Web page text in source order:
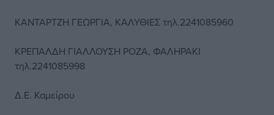
ΚΑΝΤΑΡΤΖΗ ΓΕΩΡΓΙΑ, ΚΑΛΥΘΙΕΣ τηλ.2241085960
ΚΡΕΠΑΛΔΗ ΓΙΑΛΛΟΥΣΗ ΡΟΖΑ, ΦΑΛΗΡΑΚΙ
τηλ.2241085998
Δ.Ε. Καμείρου